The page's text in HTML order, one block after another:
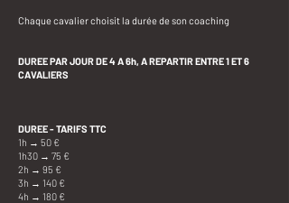
Chaque cavalier choisit la durée de son coaching
DUREE PAR JOUR DE 4 A 6h, A REPARTIR ENTRE 1 ET 6
CAVALIERS
DUREE - TARIFS TTC
1h → 50 €
1h30 → 75 €
2h → 95 €
3h → 140 €
4h → 180 €